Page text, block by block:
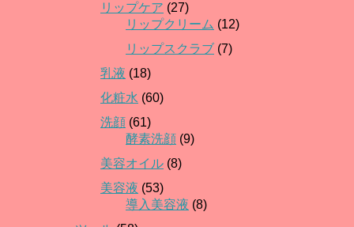
リップケア (27)
リップクリーム (12)
リップスクラブ (7)
乳液 (18)
化粧水 (60)
洗顔 (61)
酵素洗顔 (9)
美容オイル (8)
美容液 (53)
導入美容液 (8)